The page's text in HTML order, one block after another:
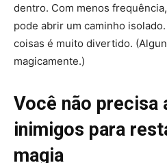
dentro. Com menos
pode abrir um caminho
coisas é muito divertido.
magicamente.)
Você não precisa
inimigos para
magia